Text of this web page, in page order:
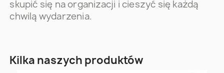
skupić się na organizacji i cieszyć się każdą
chwilą wydarzenia.
Kilka naszych produktów